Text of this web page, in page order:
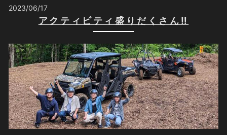
2023/06/17
アクティビティ盛りだくさん‼️